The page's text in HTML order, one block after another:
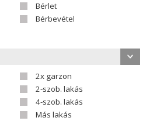
Bérlet
Bérbevétel
2x garzon
2-szob. lakás
4-szob. lakás
Más lakás